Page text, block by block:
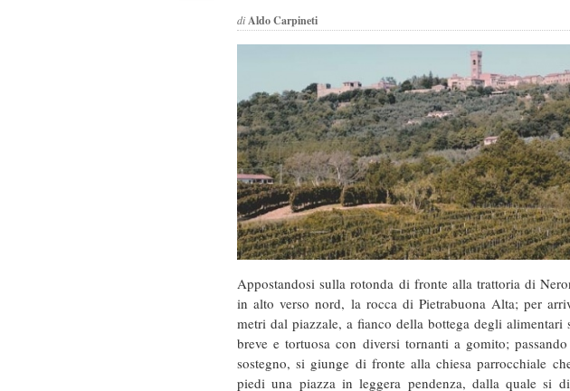
diAldo Carpineti
Appostandosi sulla rotonda di fronte alla trattoria di
in alto verso nord, la rocca di Pietrabuona Alta; per
metri dal piazzale, a fianco della bottega degli alimentari
breve e tortuosa con diversi tornanti a gomito;
sostegno, si giunge di fronte alla chiesa parrocchiale
piedi una piazza in leggera pendenza, dalla quale si